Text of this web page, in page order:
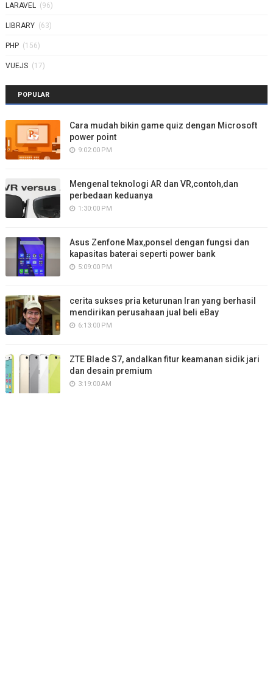
LARAVEL (96)
LIBRARY (63)
PHP (156)
VUEJS (17)
POPULAR
Cara mudah bikin game quiz dengan Microsoft
power point
9:02:00 PM
Mengenal teknologi AR dan VR,contoh,dan
perbedaan keduanya
1:30:00 PM
Asus Zenfone Max,ponsel dengan fungsi dan
kapasitas baterai seperti power bank
5:09:00 PM
cerita sukses pria keturunan Iran yang berhasil
mendirikan perusahaan jual beli eBay
6:13:00 PM
ZTE Blade S7, andalkan fitur keamanan sidik jari
dan desain premium
3:19:00 AM